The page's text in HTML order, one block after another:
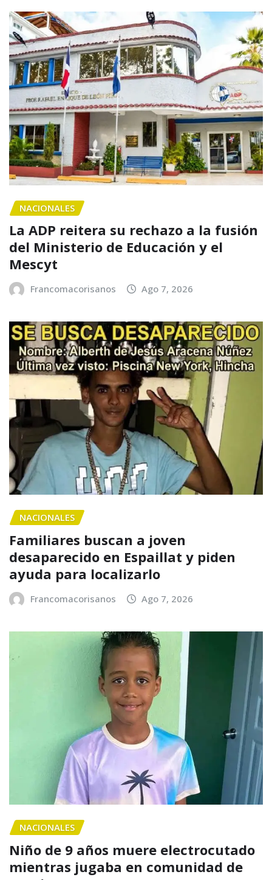
NACIONALES
La ADP reitera su rechazo a la fusión
del Ministerio de Educación y el
Mescyt
Francomacorisanos Ago 7, 2026
NACIONALES
Familiares buscan a joven
desaparecido en Espaillat y piden
ayuda para localizarlo
Francomacorisanos Ago 7, 2026
NACIONALES
Niño de 9 años muere electrocutado
mientras jugaba en comunidad de